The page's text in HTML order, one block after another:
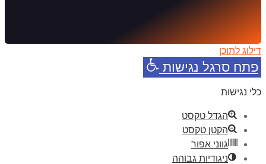
דילוג לתוכן
פתח סרגל נגישות
כלי נגישות
הגדל טקסט
הקטן טקסט
גווני אפור
ניגודיות גבוהה